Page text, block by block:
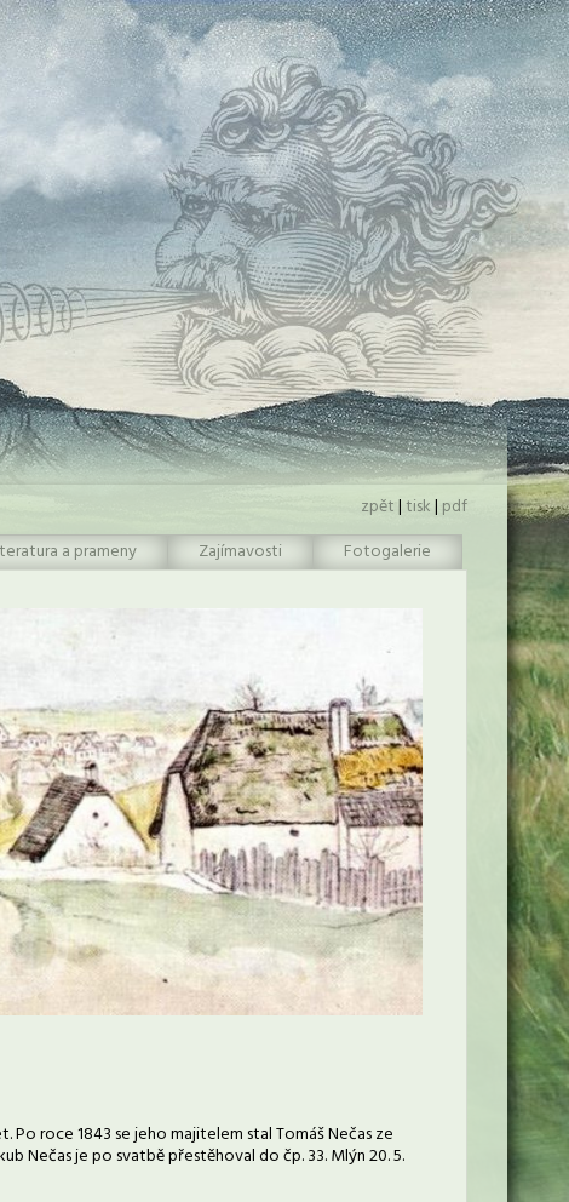
zpět|tisk|pdf
a prameny Zajímavosti Fotogalerie
Po roce 1843 se jeho majitelem stal Tomáš Nečas ze
Nečas je po svatbě přestěhoval do čp. 33. Mlýn 20. 5.